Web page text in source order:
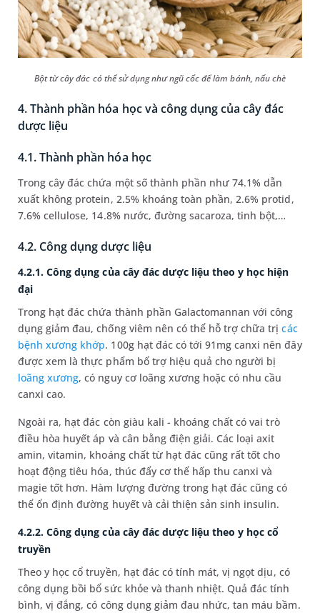
Bột từ cây đác có thể sử dụng như ngũ cốc để làm bánh, nấu chè
4. Thành phần hóa học và công dụng của cây đác
dược liệu
4.1. Thành phần hóa học
Trong cây đác chứa một số thành phần như 74.1% dẫn
xuất không protein, 2.5% khoáng toàn phần, 2.6% protid,
7.6% cellulose, 14.8% nước, đường sacaroza, tinh bột,…
4.2. Công dụng dược liệu
4.2.1. Công dụng của cây đác dược liệu theo y học hiện
đại
Trong hạt đác chứa thành phần Galactomannan với công
dụng giảm đau, chống viêm nên có thể hỗ trợ chữa trịcác
bệnh xương khớp. 100g hạt đác có tới 91mg canxi nên đây
được xem là thực phẩm bổ trợ hiệu quả cho người bị
loãng xương, có nguy cơ loãng xương hoặc có nhu cầu
canxi cao.
Ngoài ra, hạt đác còn giàu kali - khoáng chất có vai trò
điều hòa huyết áp và cân bằng điện giải. Các loại axit
amin, vitamin, khoáng chất từ hạt đác cũng rất tốt cho
hoạt động tiêu hóa, thúc đẩy cơ thể hấp thu canxi và
magie tốt hơn. Hàm lượng đường trong hạt đác cũng có
thể ổn định đường huyết và cải thiện sản sinh insulin.
4.2.2. Công dụng của cây đác dược liệu theo y học cổ
truyền
Theo y học cổ truyền, hạt đác có tính mát, vị ngọt dịu, có
công dụng bồi bổ sức khỏe và thanh nhiệt. Quả đác tính
bình, vị đắng, có công dụng giảm đau nhức, tan máu bầm.